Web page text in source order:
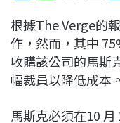
c
e
b
o
k
n
e
r
e
a
d
根據The Verge的
作，然而，其中
收購該公司的馬斯
幅裁員以降低成本。
馬斯克必須在10